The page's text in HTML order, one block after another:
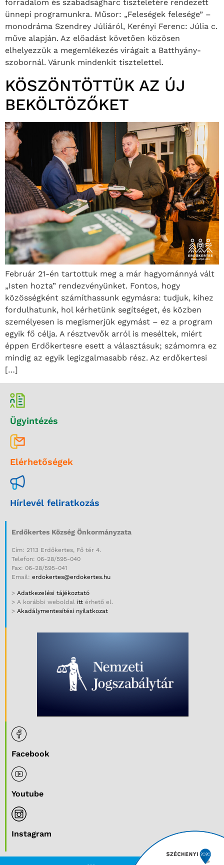
forradalom és szabadságharc tiszteletére rendezett
ünnepi programunkra. Műsor: „Feleségek felesége” –
monodráma Szendrey Júliáról, Kerényi Ferenc: Júlia c.
műve alapján. Az előadást követően közösen
elhelyezzük a megemlékezés virágait a Batthyány-
szobornál. Várunk mindenkit tisztelettel.
KÖSZÖNTÖTTÜK AZ ÚJ
BEKÖLTÖZŐKET
Február 21-én tartottuk meg a már hagyománnyá vált
„Isten hozta” rendezvényünket. Fontos, hogy
közösségként számíthassunk egymásra: tudjuk, kihez
fordulhatunk, hol kérhetünk segítséget, és közben
személyesen is megismerjük egymást – ez a program
egyik fő célja. A résztvevők arról is meséltek, miért
éppen Erdőkertesre esett a választásuk; számomra ez
mindig az egyik legizgalmasabb rész. Az erdőkertesi
[…]
Ügyintézés
Elérhetőségek
Hírlevél feliratkozás
Erdőkertes Község Önkormányzata
Cím: 2113 Erdőkertes, Fő tér 4.
Telefon: 06-28/595-040
Fax: 06-28/595-041
Email: erdokertes@erdokertes.hu
> Adatkezelési tájékoztató
> A korábbi weboldal itt érhető el.
> Akadálymentesítési nyilatkozat
Facebook
Youtube
Instagram